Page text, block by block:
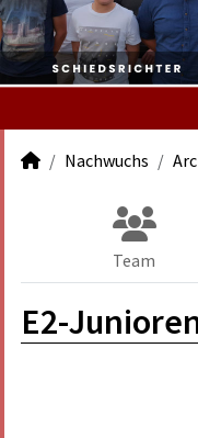
Nachwuchs
Team
E2-